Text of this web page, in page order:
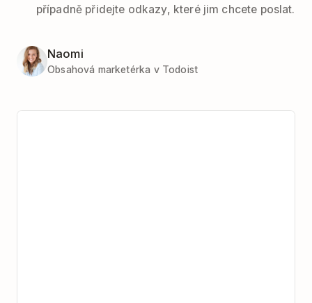
případně přidejte odkazy, které jim chcete poslat.
Naomi
Obsahová marketérka v Todoist